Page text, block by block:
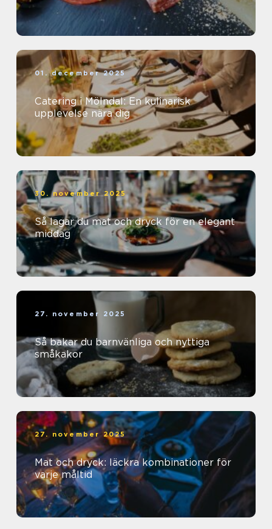
01. december 2025
Catering i Mölndal: En kulinarisk
upplevelse nära dig
30. november 2025
Så lagar du mat och dryck för en elegant
middag
27. november 2025
Så bakar du barnvänliga och nyttiga
småkakor
27. november 2025
Mat och dryck: läckra kombinationer för
varje måltid